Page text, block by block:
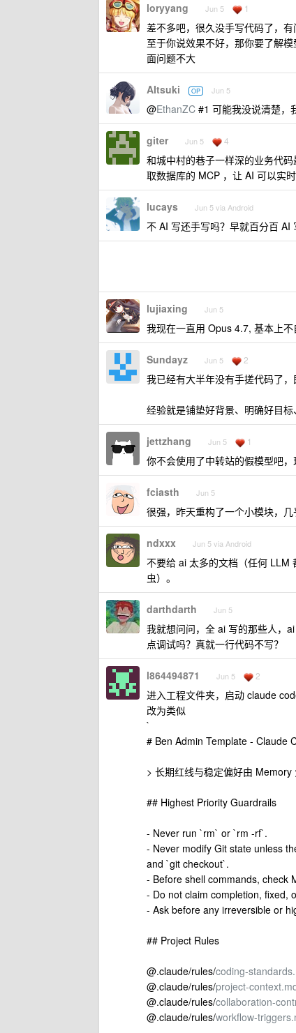
loryyang Jun 5 1
差不多吧，很久没手写代码了，
至于你说效果不好，那你要了解
面问题不大
AItsuki OP Jun 5
@EthanZC #1 可能我没说清楚，
giter Jun 5 4
和城中村的巷子一样深的业务代
取数据库的 MCP ，让 AI 可以实
lucays Jun 5 via Android
不 AI 写还手写吗？早就百分百 AI
lujiaxing Jun 5
我现在一直用 Opus 4.7, 基本上不
Sundayz Jun 5 2
我已经有大半年没有手搓代码了，
经验就是铺垫好背景、明确好目
jettzhang Jun 5 1
你不会使用了中转站的假模型吧
fciasth Jun 5
很强，昨天重构了一个小模块，
ndxxx Jun 5 via Android
不要给 ai 太多的文档（任何 LLM
虫）。
darthdarth Jun 5
我就想问问，全 ai 写的那些人，
点调试吗？真就一行代码不写？
l864494871 Jun 5 2
进入工程文件夹，启动 claude
改为类似
`
# Ben Admin Template - Claude
> 长期红线与稳定偏好由 Memory
## Highest Priority Guardrails
- Never run `rm` or `rm -rf`.
- Never modify Git state unless
and `git checkout`.
- Before shell commands, check
- Do not claim completion, fixed,
- Ask before any irreversible or
## Project Rules
@.claude/rules/coding-
@.claude/rules/project-
@.claude/rules/collaboration-
@.claude/rules/workflow-